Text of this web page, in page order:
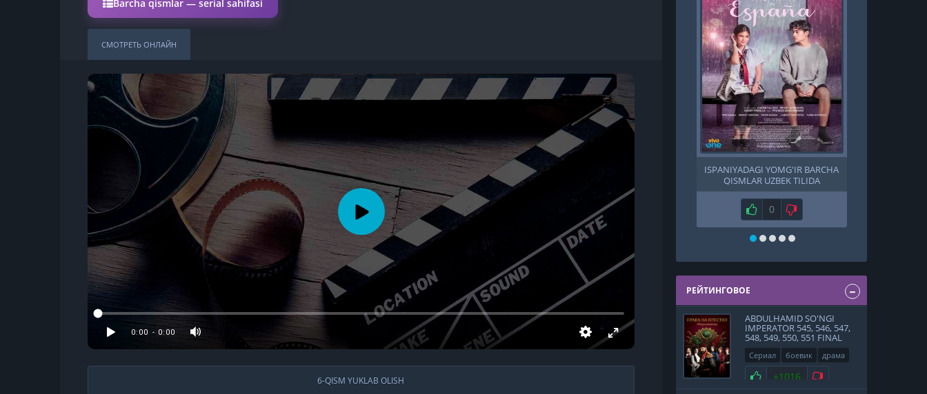
Barcha qismlar — serial sahifasi
СМОТРЕТЬ ОНЛАЙН
6-QISM YUKLAB OLISH
ISPANIYADAGI YOMG'IR BARCHA
QISMLAR UZBEK TILIDA
Нравится
0 Не нравится
РЕЙТИНГОВОЕ
ABDULHAMID SO'NGI
IMPERATOR 545, 546, 547,
548, 549, 550, 551 FINAL
QISMLAR UZBEK TILIDA
Сериал боевик
драма
история
2017
Нравится
+1016 Не нравится